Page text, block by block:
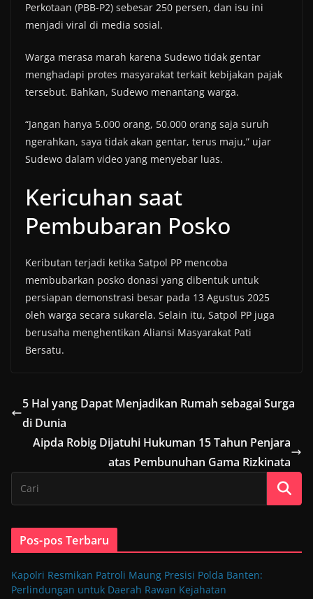
Perkotaan (PBB-P2) sebesar 250 persen, dan isu ini
menjadi viral di media sosial.
Warga merasa marah karena Sudewo tidak gentar
menghadapi protes masyarakat terkait kebijakan pajak
tersebut. Bahkan, Sudewo menantang warga.
“Jangan hanya 5.000 orang, 50.000 orang saja suruh
ngerahkan, saya tidak akan gentar, terus maju,” ujar
Sudewo dalam video yang menyebar luas.
Kericuhan saat
Pembubaran Posko
Keributan terjadi ketika Satpol PP mencoba
membubarkan posko donasi yang dibentuk untuk
persiapan demonstrasi besar pada 13 Agustus 2025
oleh warga secara sukarela. Selain itu, Satpol PP juga
berusaha menghentikan Aliansi Masyarakat Pati
Bersatu.
5 Hal yang Dapat Menjadikan Rumah sebagai Surga
di Dunia
Aipda Robig Dijatuhi Hukuman 15 Tahun Penjara
atas Pembunuhan Gama Rizkinata
Pos-pos Terbaru
Kapolri Resmikan Patroli Maung Presisi Polda Banten:
Perlindungan untuk Daerah Rawan Kejahatan